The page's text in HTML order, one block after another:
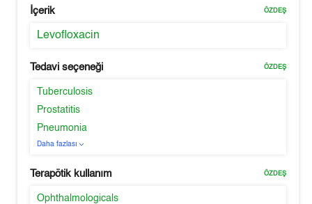
İçerik ÖZDEŞ
Levofloxacin
Tedavi seçeneği ÖZDEŞ
Tuberculosis
Prostatitis
Pneumonia
Daha fazlası
Terapötik kullanım ÖZDEŞ
Ophthalmologicals